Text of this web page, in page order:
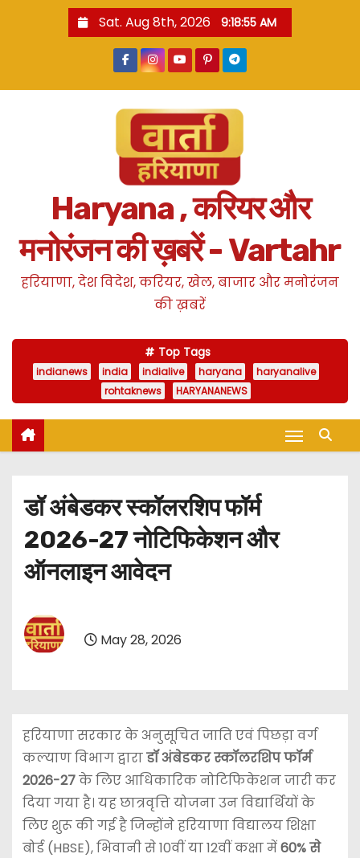
Sat. Aug 8th, 2026 9:18:56 AM
Haryana , करियर और
मनोरंजन की ख़बरें - Vartahr
हरियाणा, देश विदेश, करियर, खेल, बाजार और मनोरंजन
की ख़बरें
Top Tags
indianews india indialive haryana
haryanalive
rohtaknews
HARYANANEWS
डॉ अंबेडकर स्कॉलरशिप फॉर्म
2026-27 नोटिफिकेशन और
ऑनलाइन आवेदन
May 28, 2026
हरियाणा सरकार के अनुसूचित जाति एवं पिछड़ा वर्ग
कल्याण विभाग द्वाराडॉ अंबेडकर स्कॉलरशिप फॉर्म
2026-27के लिए आधिकारिक नोटिफिकेशन जारी कर
दिया गया है। यह छात्रवृत्ति योजना उन विद्यार्थियों के
लिए शुरू की गई है जिन्होंने हरियाणा विद्यालय शिक्षा
बोर्ड (HBSE), भिवानी से 10वीं या 12वीं कक्षा में60% से